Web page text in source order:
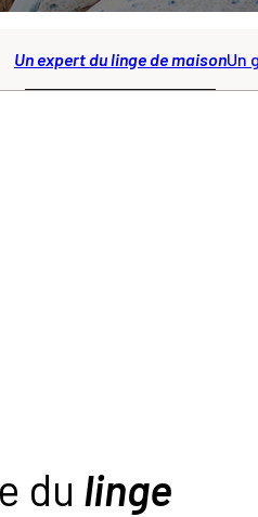
Un expert du linge de maisonUn
du linge